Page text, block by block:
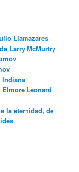
Llamazares
Larry McMurtry
Indiana
Elmore Leonard
la eternidad, de